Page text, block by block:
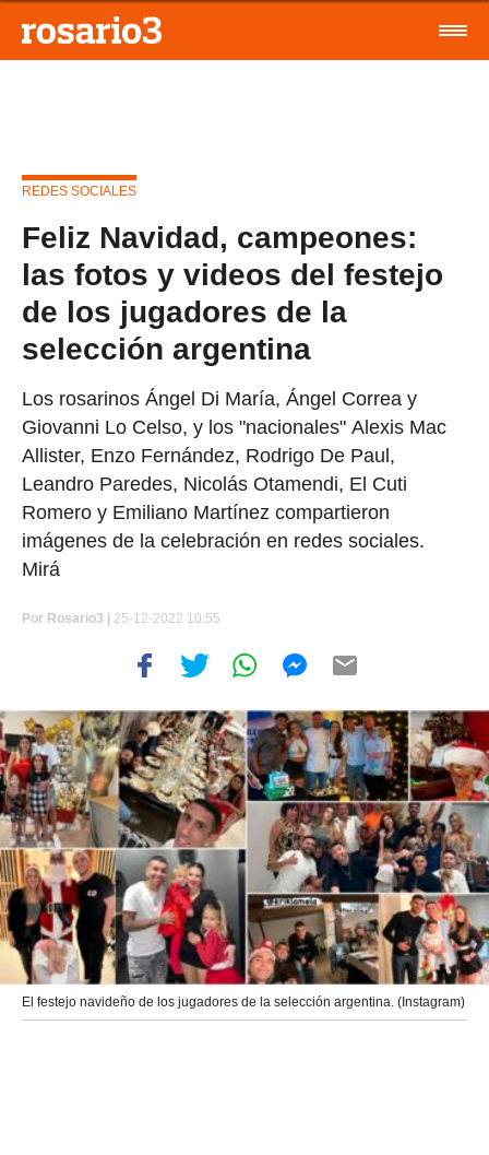
REDES SOCIALES
Feliz Navidad, campeones:
las fotos y videos del festejo
de los jugadores de la
selección argentina
Los rosarinos Ángel Di María, Ángel Correa y
Giovanni Lo Celso, y los "nacionales" Alexis Mac
Allister, Enzo Fernández, Rodrigo De Paul,
Leandro Paredes, Nicolás Otamendi, El Cuti
Romero y Emiliano Martínez compartieron
imágenes de la celebración en redes sociales.
Mirá
Por Rosario3 | 25-12-2022 10:55
El festejo navideño de los jugadores de la selección argentina. (Instagram)